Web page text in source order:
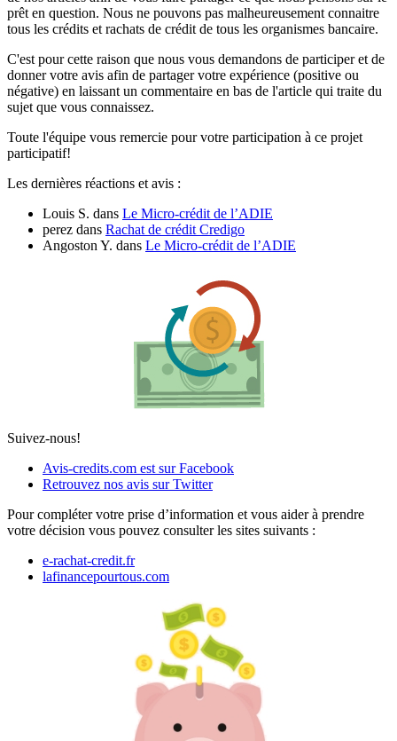
prêt en question. Nous ne pouvons pas malheureusement connaitre
tous les crédits et rachats de crédit de tous les organismes bancaire.
C'est pour cette raison que nous vous demandons de participer et de
donner votre avis afin de partager votre expérience (positive ou
négative) en laissant un commentaire en bas de l'article qui traite du
sujet que vous connaissez.
Toute l'équipe vous remercie pour votre participation à ce projet
participatif!
Les dernières réactions et avis :
Louis S. dans Le Micro-crédit de l’ADIE
perez dans Rachat de crédit Credigo
Angoston Y. dans Le Micro-crédit de l’ADIE
Suivez-nous!
Avis-credits.com est sur Facebook
Retrouvez nos avis sur Twitter
Pour compléter votre prise d’information et vous aider à prendre
votre décision vous pouvez consulter les sites suivants :
e-rachat-credit.fr
lafinancepourtous.com